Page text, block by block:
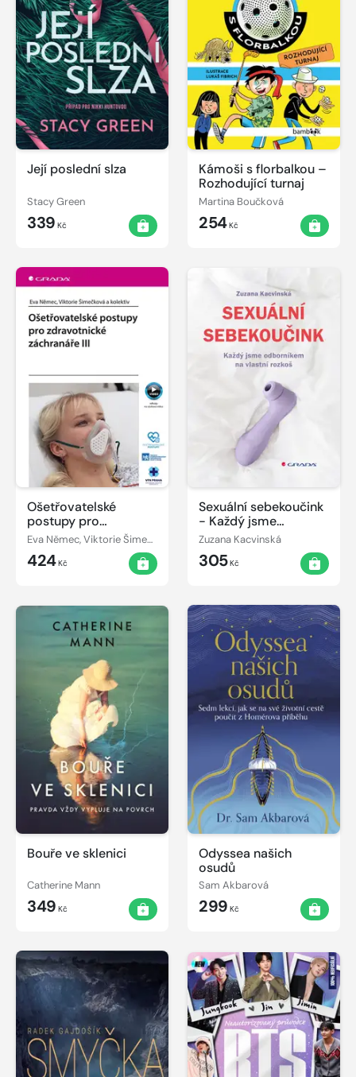
Její poslední slza
Stacy Green
339 Kč
Kámoši s florbalkou –
Rozhodující turnaj
Martina Boučková
254Kč
Ošetřovatelské
postupy pro
zdravotnické
záchranáře III
Eva Němec, Viktorie Šimečková
424Kč
Sexuální sebekoučink
- Každý jsme
odborníkem na
Zuzana Kacvinská
305Kč
Bouře ve sklenici
Catherine Mann
349 Kč
Odyssea našich
osudů
Sam Akbarová
299 Kč